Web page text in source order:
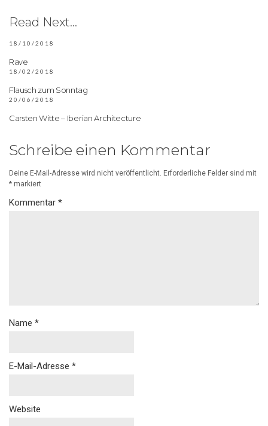
Read Next...
18/10/2018
Rave
18/02/2018
Flausch zum Sonntag
20/06/2018
Carsten Witte – Iberian Architecture
Schreibe einen Kommentar
Deine E-Mail-Adresse wird nicht veröffentlicht. Erforderliche Felder sind mit
* markiert
Kommentar *
Name *
E-Mail-Adresse *
Website